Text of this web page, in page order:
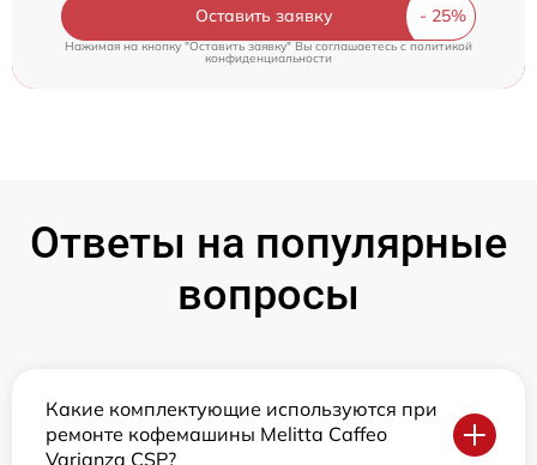
Оставить заявку
Нажимая на кнопку "Оставить заявку" Вы соглашаетесь cполитикой
конфиденциальности
Ответы на популярные
вопросы
Какие комплектующие используются при
ремонте кофемашины Melitta Caffeo
Varianza CSP?